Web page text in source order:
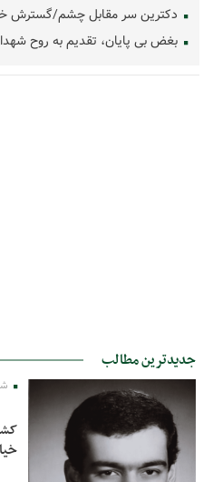
دکترین سر مقابل چشم/گسترش خط
بغض بی پایان، تقدیم به روح
جدیدترین مطالب